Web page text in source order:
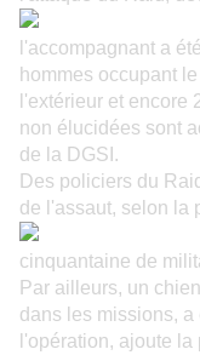
l'accompagnant a
hommes occupant
l'extérieur et encore
non élucidées sont
de la DGSI.
Des policiers du
de l'assaut, selon la
cinquantaine de
Par ailleurs, un
dans les missions,
l'opération, ajoute